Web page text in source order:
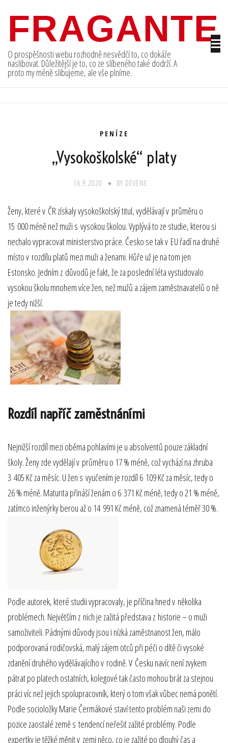
contentFRAGANTE
O prospěšnosti webu rozhodně nesvědčí to, co dokáže
naslibovat. Důležitější je to, co ze slíbeného také dodrží. A
proto my méně slibujeme, ale vše plníme.
PENÍZE
„Vysokoškolské“ platy
16.9.2020 BY DEVENE
Ženy, které v ČR získaly vysokoškolský titul, vydělávají v průměru o
15 000 méně než muži s vysokou školou. Vyplývá to ze studie, kterou si
nechalo vypracovat ministerstvo práce. Česko se tak v EU řadí na druhé
místo v rozdílu platů mezi muži a ženami. Hůře už je na tom jen
Estonsko. Jedním z důvodů je fakt, že za poslední léta vystudovalo
vysokou školu mnohem více žen, než mužů a zájem zaměstnavatelů o ně
je tedy nižší.
Rozdíl napříč zaměstnáními
Nejnižší rozdíl mezi oběma pohlavími je u absolventů pouze základní
školy. Ženy zde vydělají v průměru o 17 % méně, což vychází na zhruba
3 405 Kč za měsíc. U žen s vyučením je rozdíl 6 109 Kč za měsíc, tedy o
26 % méně. Maturita přináší ženám o 6 371 Kč méně, tedy o 21 % méně,
zatímco inženýrky berou až o 14 991 Kč méně, což znamená téměř 30 %.
Podle autorek, které studii vypracovaly, je příčina hned v několika
problémech. Největším z nich je zažitá představa z historie – o muži
samoživiteli. Pádnými důvody jsou i nízká zaměstnanost žen, málo
podporovaná rodičovská, malý zájem otců při péči o dítě či vysoké
zdanění druhého vydělávajícího v rodině. V Česku navíc není zvykem
pátrat po platech ostatních, kolegové tak často mohou brát za stejnou
práci víc než jejich spolupracovník, který o tom však vůbec nemá ponětí.
Podle socioložky Marie Čermákové staví tento problém naši zemi do
pozice zaostalé země s tendencí neřešit zažité problémy. Podle
expertky je těžké měnit v zemi něco, co je zažité po dlouhý čas a